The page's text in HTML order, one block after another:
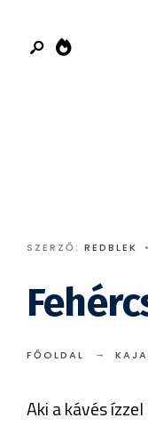
SZERZŐ: REDBLEK •
FŐOLDAL KAJA
Aki a kávés